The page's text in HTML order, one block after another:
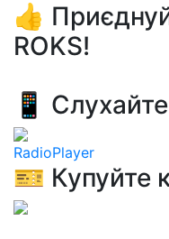
👍
ROKS!
📱
RadioPlayer
🎫 Купуйте